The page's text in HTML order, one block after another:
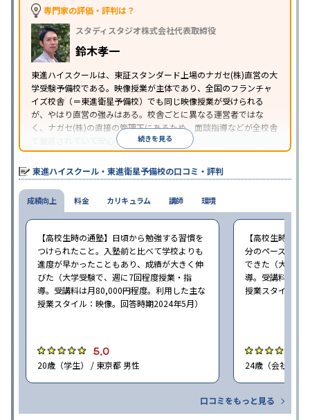
専門家の評価・評判は？
スタディスタジオ株式会社代表取締役
鈴木孝一
東進ハイスクールは、東証スタンダード上場のナガセ(株)直営の大
学受験予備校である。映像授業が主体であり、全国のフランチャ
イズ校舎（＝東進衛星予備校）でも同じ映像授業が受けられる
が、やはり直営の強みはある。校舎ごとに異なる運営者ではな
く、ナガセ(株)の直接の管理下にあるため、面談指導などが全校舎
で徹底されていて安心できる。
東進衛星予備校は、運営会社により指導方針や校舎のルールが異
なる。体験授業では、授業のみで判断するのではなく、担当者や
校舎雰囲気、校舎での合格実績などを確認すると良いだろう。
続きを見る
東進ハイスクール・東進衛星予備校の口コミ・評判
成績向上
【高校生時の通塾】日頃から勉強する習慣を
つけられたこと。入塾前と比べて学校よりも
進度が早かったこともあり、成績が大きく伸
びた（大学受験で、週に7回程度授業・指
導。受講料は月80,000円程度。利用した主な
授業スタイル：映像。回答時期2024年5月）
5.0
20歳（学生） / 東京都 男性
【高校生時の通
分のペースで進
できた（大学受
導。受講料は月
授業スタイル：
24歳（会社員<
口コミをもっと見る
料金 カリキュラム 講師 環境